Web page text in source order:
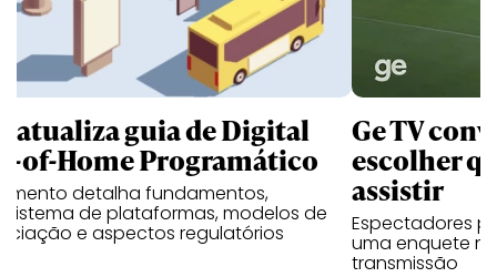
atualiza guia de Digital
of-Home Programático
detalha fundamentos,
de plataformas, modelos de
e aspectos regulatórios
Ge TV
escolher
assistir
Espectadores
uma enquete
transmissão